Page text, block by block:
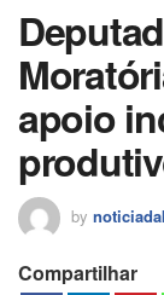
apoio
by
Compartilhar